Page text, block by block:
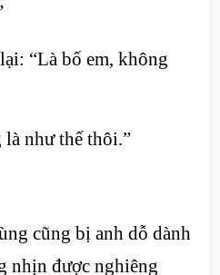
“Là bố em, không
là như thế thôi.”
cũng bị anh dỗ dành
nhịn được nghiêng